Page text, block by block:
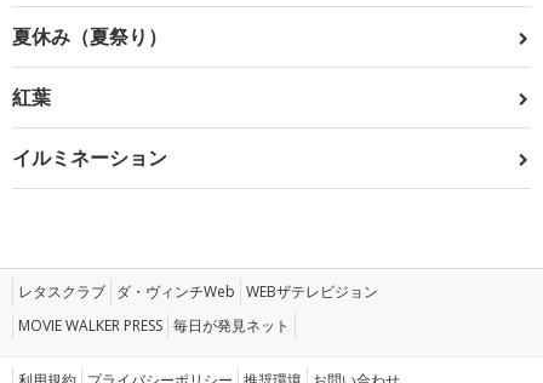
夏休み（夏祭り）
紅葉
イルミネーション
レタスクラブ ダ・ヴィンチWeb WEBザテレビジョン
MOVIE WALKER PRESS 毎日が発見ネット